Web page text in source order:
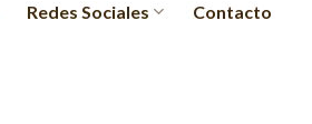
Redes Sociales Contacto